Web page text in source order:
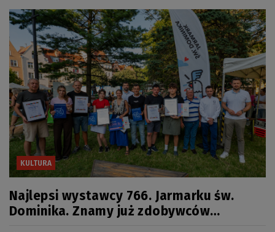
KULTURA
Najlepsi wystawcy 766. Jarmarku św.
Dominika. Znamy już zdobywców